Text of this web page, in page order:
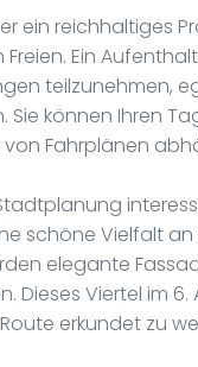
ein reichhaltiges
Ein
teilzunehmen,
können Ihren
Fahrplänen
schöne Vielfalt
elegante
Dieses Viertel im
erkundet zu